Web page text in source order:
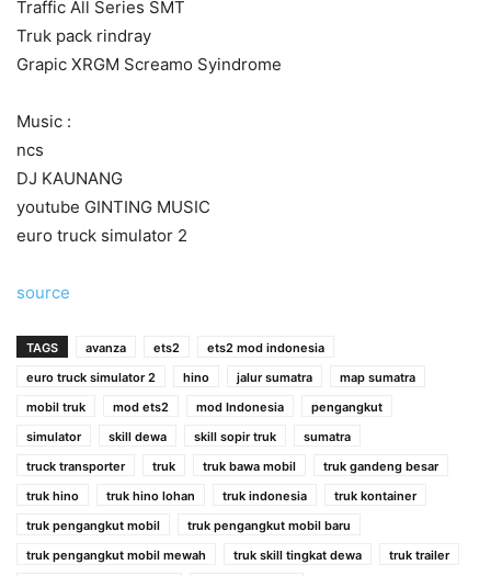
Traffic All Series SMT
Truk pack rindray
Grapic XRGM Screamo Syindrome
Music :
ncs
DJ KAUNANG
youtube GINTING MUSIC
euro truck simulator 2
source
TAGS avanza ets2
ets2 mod indonesia
euro truck simulator 2
hino jalur sumatra
map sumatra
mobil truk
mod ets2 mod Indonesia
pengangkut
simulator
skill dewa skill sopir truk
sumatra
truck transporter
truk truk bawa mobil
truk gandeng besar
truk hino
truk hino lohan truk indonesia
truk kontainer
truk pengangkut mobil
truk pengangkut mobil baru
truk pengangkut mobil mewah
truk skill tingkat dewa
truk trailer